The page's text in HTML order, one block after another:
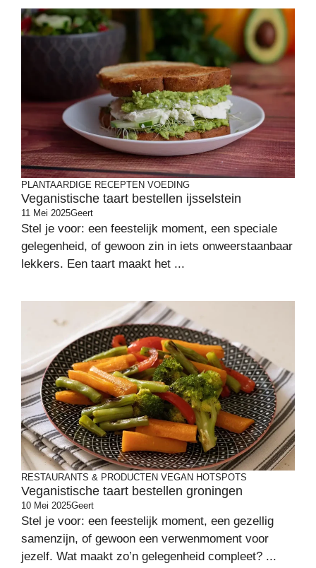
PLANTAARDIGE RECEPTEN VOEDING
Veganistische taart bestellen ijsselstein
11 Mei 2025Geert
Stel je voor: een feestelijk moment, een speciale
gelegenheid, of gewoon zin in iets onweerstaanbaar
lekkers. Een taart maakt het ...
RESTAURANTS & PRODUCTEN VEGAN HOTSPOTS
Veganistische taart bestellen groningen
10 Mei 2025Geert
Stel je voor: een feestelijk moment, een gezellig
samenzijn, of gewoon een verwenmoment voor
jezelf. Wat maakt zo’n gelegenheid compleet? ...